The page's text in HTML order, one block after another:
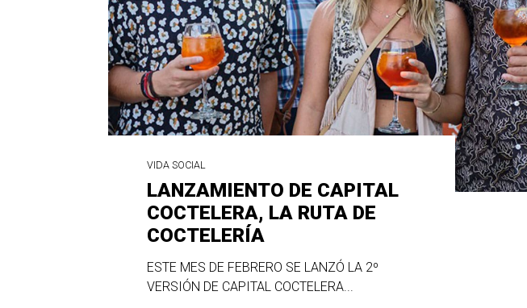
VIDA SOCIAL
LANZAMIENTO DE CAPITAL
COCTELERA, LA RUTA DE
COCTELERÍA
ESTE MES DE FEBRERO SE LANZÓ LA 2º
VERSIÓN DE CAPITAL COCTELERA...